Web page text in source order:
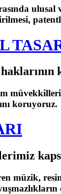
koruyoruz.
müzik,